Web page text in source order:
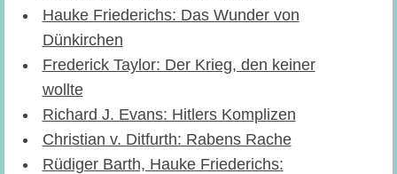
Hauke Friederichs: Das Wunder von
Dünkirchen
Frederick Taylor: Der Krieg, den keiner
wollte
Richard J. Evans: Hitlers Komplizen
Christian v. Ditfurth: Rabens Rache
Rüdiger Barth, Hauke Friederichs: